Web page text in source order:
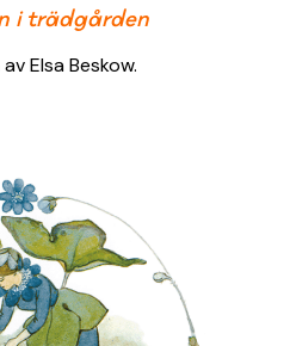
i trädgården
Elsa Beskow.